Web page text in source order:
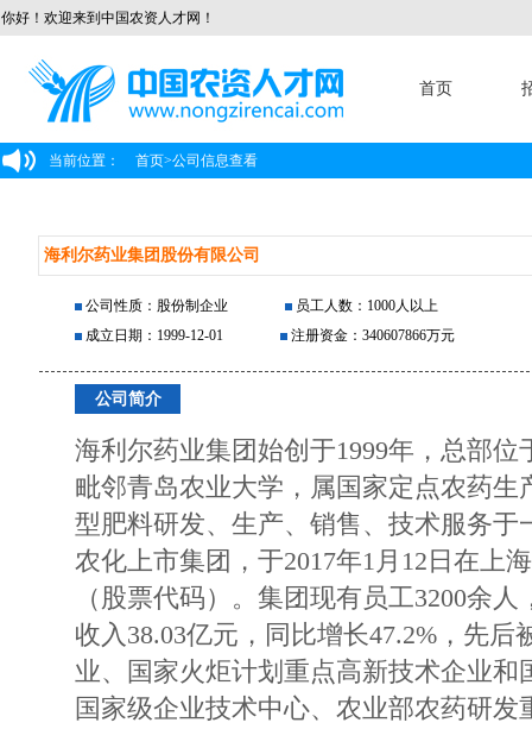
你好！欢迎来到中国农资人才网！
首页
当前位置： 首页>公司信息查看
海利尔药业集团股份有限公司
公司性质：股份制企业
员工人数：1000人以上
成立日期：1999-12-01
注册资金：340607866万元
公司简介
海利尔药业集团始创于1999年，总部
毗邻青岛农业大学，属国家定点农药
型肥料研发、生产、销售、技术服务于
农化上市集团，于2017年1月12日在上
（股票代码）。集团现有员工3200余
收入38.03亿元，同比增长47.2%，先
业、国家火炬计划重点高新技术企业
国家级企业技术中心、农业部农药研